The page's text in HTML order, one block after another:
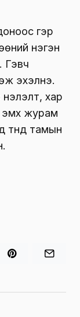
гэр
нэгэн
Гэвч
эхэлнэ.
хар
эмх журам
түүнд тамын